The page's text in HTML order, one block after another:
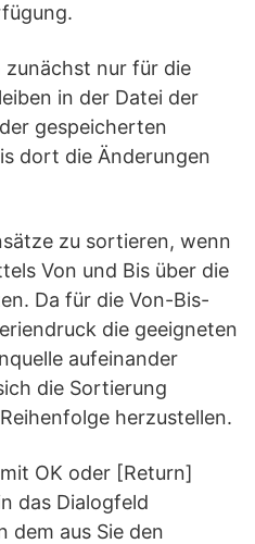
zunächst nur für die
in der Datei der
gespeicherten
dort die Änderungen
zu sortieren, wenn
Von und Bis über die
Da für die Von-Bis-
die geeigneten
aufeinander
die Sortierung
herzustellen.
OK oder [Return]
das Dialogfeld
dem aus Sie den